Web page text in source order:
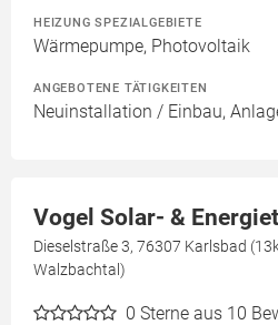
HEIZUNG SPEZIALGEBIETE
Wärmepumpe, Photovoltaik
ANGEBOTENE TÄTIGKEITEN
Neuinstallation / Einbau,
Vogel Solar- &
Dieselstraße 3, 76307 Karlsbad
Walzbachtal)
0 Sterne aus 10